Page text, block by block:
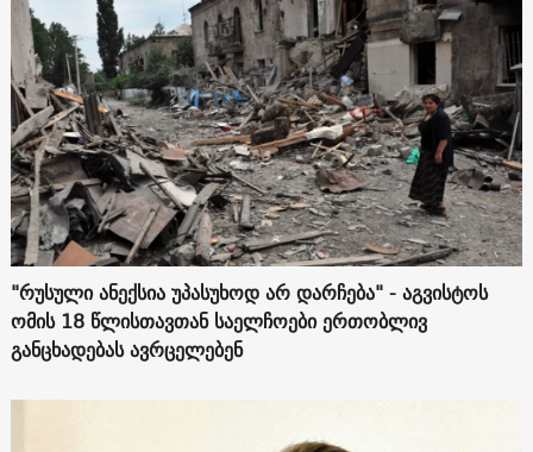
"რუსული ანექსია უპასუხოდ არ დარჩება" - აგვისტოს
ომის 18 წლისთავთან საელჩოები ერთობლივ
განცხადებას ავრცელებენ